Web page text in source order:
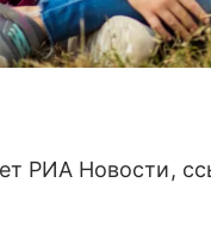
РИА Новости,